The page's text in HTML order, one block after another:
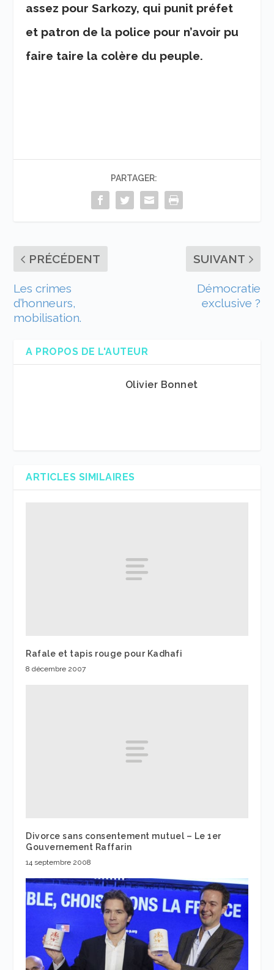
assez pour Sarkozy, qui punit préfet
et patron de la police pour n’avoir pu
faire taire la colère du peuple.
PARTAGER:
PRÉCÉDENT
Les crimes
d’honneurs,
mobilisation.
SUIVANT
Démocratie
exclusive ?
A PROPOS DE L'AUTEUR
Olivier Bonnet
ARTICLES SIMILAIRES
Rafale et tapis rouge pour Kadhafi
8 décembre 2007
Divorce sans consentement mutuel – Le 1er
Gouvernement Raffarin
14 septembre 2008